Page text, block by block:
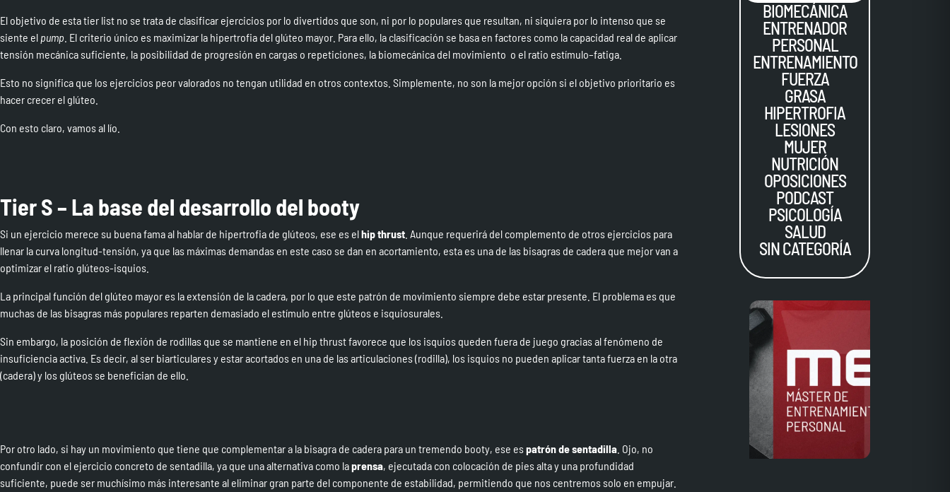
El objetivo de esta tier list no se trata de clasificar ejercicios por lo divertidos que son, ni por lo populares que resultan, ni siquiera por lo intenso que se
siente el pump . El criterio único es maximizar la hipertrofia del glúteo mayor. Para ello, la clasificación se basa en factores como la capacidad real de aplicar
tensión mecánica suficiente, la posibilidad de progresión en cargas o repeticiones, la biomecánica del movimiento o el ratio estímulo–fatiga.
Esto no significa que los ejercicios peor valorados no tengan utilidad en otros contextos. Simplemente, no son la mejor opción si el objetivo prioritario es
hacer crecer el glúteo.
Con esto claro, vamos al lío.
Tier S – La base del desarrollo del booty
Si un ejercicio merece su buena fama al hablar de hipertrofia de glúteos, ese es elhip thrust . Aunque requerirá del complemento de otros ejercicios para
llenar la curva longitud-tensión, ya que las máximas demandas en este caso se dan en acortamiento, esta es una de las bisagras de cadera que mejor van a
optimizar el ratio glúteos-isquios.
La principal función del glúteo mayor es la extensión de la cadera, por lo que este patrón de movimiento siempre debe estar presente. El problema es que
muchas de las bisagras más populares reparten demasiado el estímulo entre glúteos e isquiosurales.
Sin embargo, la posición de flexión de rodillas que se mantiene en el hip thrust favorece que los isquios queden fuera de juego gracias al fenómeno de
insuficiencia activa. Es decir, al ser biarticulares y estar acortados en una de las articulaciones (rodilla), los isquios no pueden aplicar tanta fuerza en la otra
(cadera) y los glúteos se benefician de ello.
Por otro lado, si hay un movimiento que tiene que complementar a la bisagra de cadera para un tremendo booty, ese espatrón de sentadilla . Ojo, no
confundir con el ejercicio concreto de sentadilla, ya que una alternativa como laprensa, ejecutada con colocación de pies alta y una profundidad
suficiente, puede ser muchísimo más interesante al eliminar gran parte del componente de estabilidad, permitiendo que nos centremos solo en empujar.
BIOMECÁNICA
ENTRENADOR
PERSONAL
ENTRENAMIENTO
FUERZA
GRASA
HIPERTROFIA
LESIONES
MUJER
NUTRICIÓN
OPOSICIONES
PODCAST
PSICOLOGÍA
SALUD
SIN CATEGORÍA